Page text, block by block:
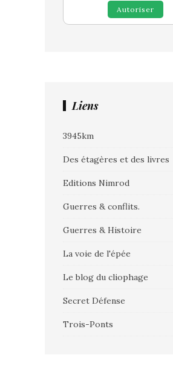
Autoriser
Liens
3945km
Des étagères et des livres
Editions Nimrod
Guerres & conflits.
Guerres & Histoire
La voie de l'épée
Le blog du cliophage
Secret Défense
Trois-Ponts